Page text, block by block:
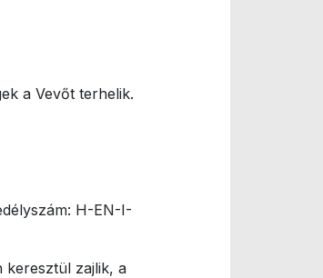
a Vevőt terhelik.
H-EN-I-
keresztül zajlik, a